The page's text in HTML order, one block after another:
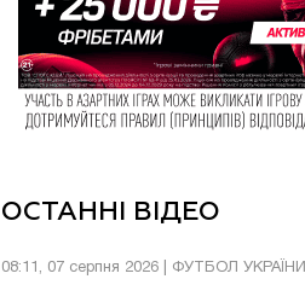
ОСТАННІ ВІДЕО
08:11, 07 серпня 2026 | ФУТБОЛ УКРАЇНИ